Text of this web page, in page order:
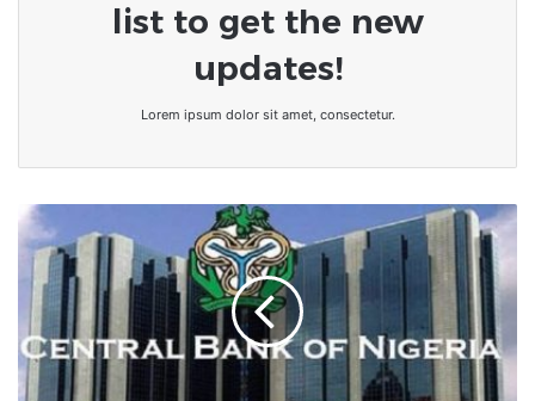
list to get the new
updates!
Lorem ipsum dolor sit amet, consectetur.
Nigeria
Corruption
Tinubu
promet